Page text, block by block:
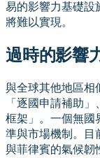
易的影響力基礎設
將難以實現。
過時的影響
與全球其他地區相
「逐國申請補助
框架」。一個無國
準與市場機制。目
與菲律賓的氣候韌